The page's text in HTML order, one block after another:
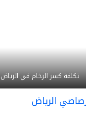
تكلفة كسر الرخام في الرياض